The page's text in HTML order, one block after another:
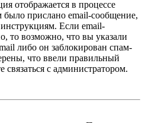
отображается в процессе
было прислано email-сообщение,
Если email-
то возможно, что вы указали
либо он заблокирован спам-
что ввели правильный
связаться с администратором.